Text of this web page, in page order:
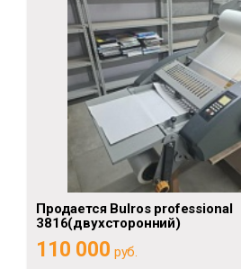
Продается Bulros professional
3816(двухсторонний)
110 000 руб.